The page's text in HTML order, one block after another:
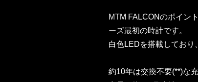
MTM FALCONのポイン
ーズ最初の時計です。
白色LEDを搭載しており
約10年は交換不要(**)な